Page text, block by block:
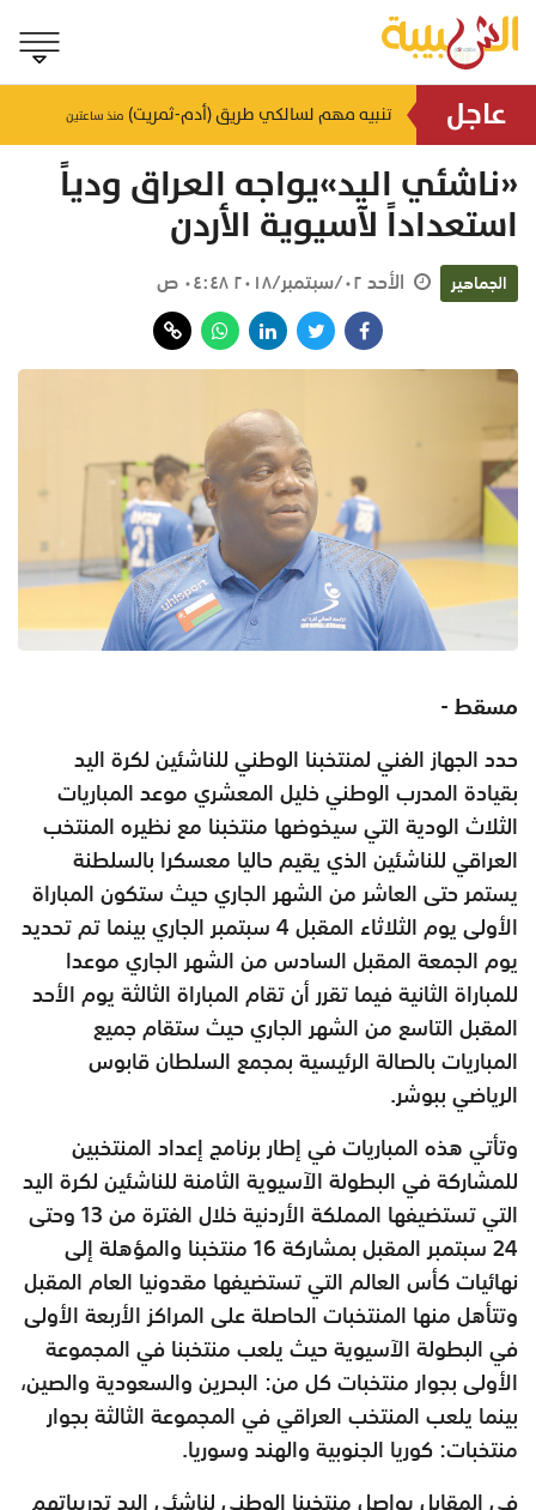
عاجل منذ ساعتين
تنبيه مهم لسالكي طريق (أدم-ثمريت) منذ ساعتين
«ناشئي اليد»يواجه العراق ودياً
استعداداً لآسيوية الأردن
الجماهير الأحد ٠٢/سبتمبر/٢٠١٨ ٠٤:٤٨ ص
مسقط -
حدد الجهاز الفني لمنتخبنا الوطني للناشئين لكرة اليد
بقيادة المدرب الوطني خليل المعشري موعد المباريات
الثلاث الودية التي سيخوضها منتخبنا مع نظيره المنتخب
العراقي للناشئين الذي يقيم حاليا معسكرا بالسلطنة
يستمر حتى العاشر من الشهر الجاري حيث ستكون المباراة
الأولى يوم الثلاثاء المقبل 4 سبتمبر الجاري بينما تم تحديد
يوم الجمعة المقبل السادس من الشهر الجاري موعدا
للمباراة الثانية فيما تقرر أن تقام المباراة الثالثة يوم الأحد
المقبل التاسع من الشهر الجاري حيث ستقام جميع
المباريات بالصالة الرئيسية بمجمع السلطان قابوس
الرياضي ببوشر.
وتأتي هذه المباريات في إطار برنامج إعداد المنتخبين
للمشاركة في البطولة الآسيوية الثامنة للناشئين لكرة اليد
التي تستضيفها المملكة الأردنية خلال الفترة من 13 وحتى
24 سبتمبر المقبل بمشاركة 16 منتخبنا والمؤهلة إلى
نهائيات كأس العالم التي تستضيفها مقدونيا العام المقبل
وتتأهل منها المنتخبات الحاصلة على المراكز الأربعة الأولى
في البطولة الآسيوية حيث يلعب منتخبنا في المجموعة
الأولى بجوار منتخبات كل من: البحرين والسعودية والصين،
بينما يلعب المنتخب العراقي في المجموعة الثالثة بجوار
منتخبات: كوريا الجنوبية والهند وسوريا.
في المقابل يواصل منتخبنا الوطني لناشئي اليد تدريباتهم